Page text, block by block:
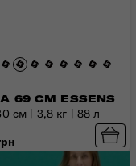
69 СМ ESSENS
см | 3,8 кг | 88 л